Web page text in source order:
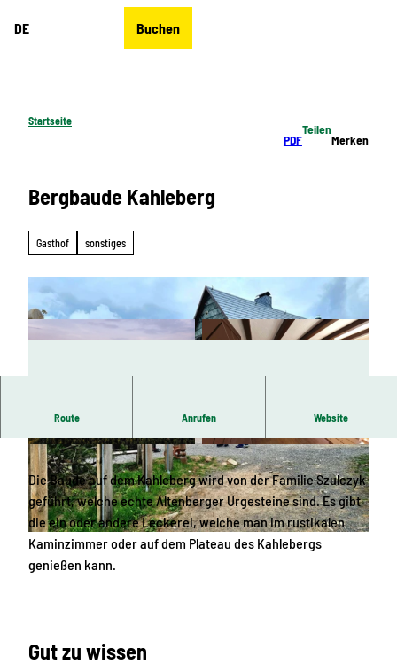
DE Buchen
Startseite
PDF
Teilen
Merken
Bergbaude Kahleberg
Gasthof sonstiges
© Dietrich Sonntag, Tourist-Information Altenberg | CC-BY-ND
© Phillip Maethner, Tourist-Information Altenb
erg |CC-BY-ND
© Tourist-Information Altenberg |CC-BY-ND
Route Anrufen Website
Die Baude auf dem Kahleberg wird von der Familie Szulczyk
geführt, welche echte Altenberger Urgesteine sind. Es gibt
die ein oder andere Leckerei, welche man im rustikalen
Kaminzimmer oder auf dem Plateau des Kahlebergs
genießen kann.
Gut zu wissen